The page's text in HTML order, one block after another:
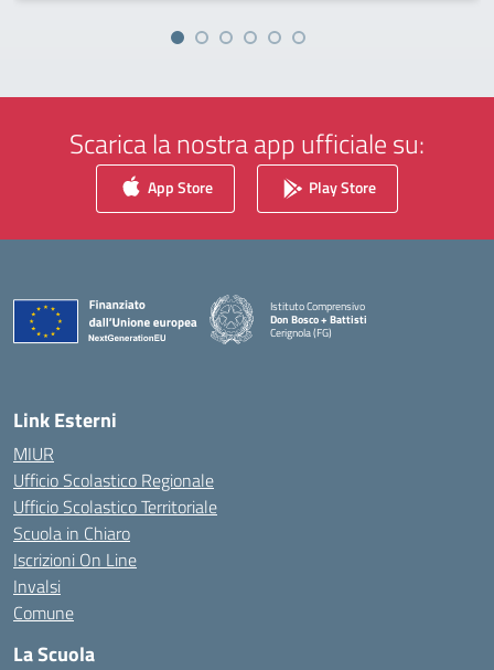
Scarica la nostra app ufficiale su:
App Store Play Store
Istituto Comprensivo
Don Bosco + Battisti
Cerignola (FG)
— Visita la pagina iniziale della scuola
Link Esterni
MIUR
Ufficio Scolastico Regionale
Ufficio Scolastico Territoriale
Scuola in Chiaro
Iscrizioni On Line
Invalsi
Comune
La Scuola